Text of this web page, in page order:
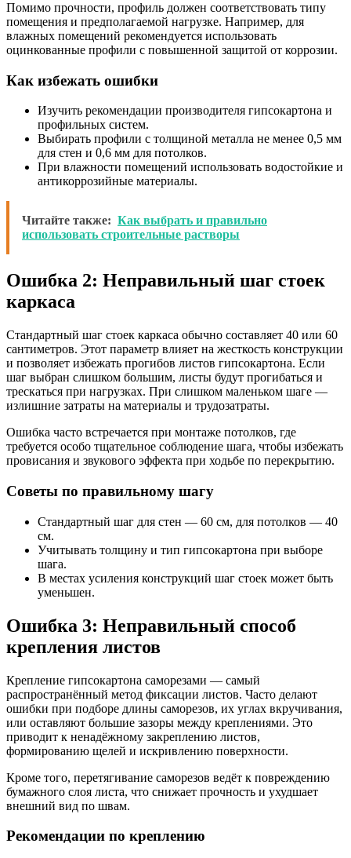
Помимо прочности, профиль должен соответствовать типу
помещения и предполагаемой нагрузке. Например, для
влажных помещений рекомендуется использовать
оцинкованные профили с повышенной защитой от коррозии.
Как избежать ошибки
Изучить рекомендации производителя гипсокартона и
профильных систем.
Выбирать профили с толщиной металла не менее 0,5 мм
для стен и 0,6 мм для потолков.
При влажности помещений использовать водостойкие и
антикоррозийные материалы.
Читайте также: Как выбрать и правильно
использовать строительные растворы
Ошибка 2: Неправильный шаг стоек
каркаса
Стандартный шаг стоек каркаса обычно составляет 40 или 60
сантиметров. Этот параметр влияет на жесткость конструкции
и позволяет избежать прогибов листов гипсокартона. Если
шаг выбран слишком большим, листы будут прогибаться и
трескаться при нагрузках. При слишком маленьком шаге —
излишние затраты на материалы и трудозатраты.
Ошибка часто встречается при монтаже потолков, где
требуется особо тщательное соблюдение шага, чтобы избежать
провисания и звукового эффекта при ходьбе по перекрытию.
Советы по правильному шагу
Стандартный шаг для стен — 60 см, для потолков — 40
см.
Учитывать толщину и тип гипсокартона при выборе
шага.
В местах усиления конструкций шаг стоек может быть
уменьшен.
Ошибка 3: Неправильный способ
крепления листов
Крепление гипсокартона саморезами — самый
распространённый метод фиксации листов. Часто делают
ошибки при подборе длины саморезов, их углах вкручивания,
или оставляют большие зазоры между креплениями. Это
приводит к ненадёжному закреплению листов,
формированию щелей и искривлению поверхности.
Кроме того, перетягивание саморезов ведёт к повреждению
бумажного слоя листа, что снижает прочность и ухудшает
внешний вид по швам.
Рекомендации по креплению